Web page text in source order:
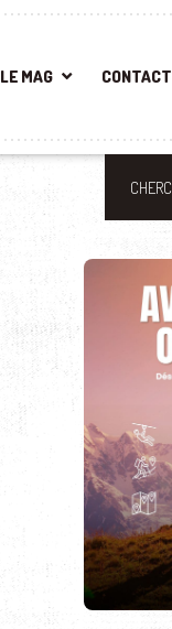
LE MAG CONTACT